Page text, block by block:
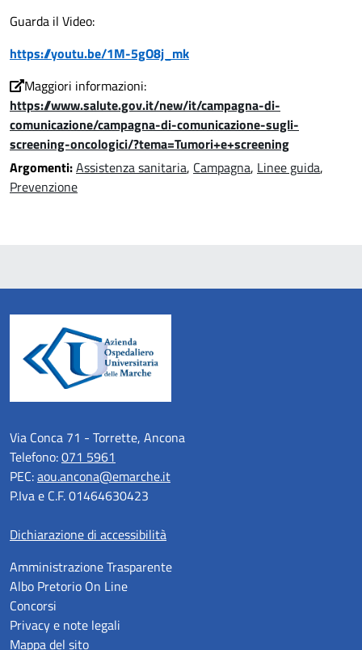
Guarda il Video:
https://youtu.be/1M-5gO8j_mk
Maggiori informazioni:
https://www.salute.gov.it/new/it/campagna-di-
comunicazione/campagna-di-comunicazione-sugli-
screening-oncologici/?tema=Tumori+e+screening
Argomenti:Assistenza sanitaria, Campagna, Linee guida,
Prevenzione
Via Conca 71 - Torrette, Ancona
Telefono:071 5961
PEC:aou.ancona@emarche.it
P.Iva e C.F. 01464630423
Dichiarazione di accessibilità
Amministrazione Trasparente
Albo Pretorio On Line
Concorsi
Privacy e note legali
Mappa del sito